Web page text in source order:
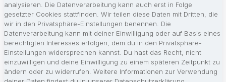
analysieren. Die Datenverarbeitung kann auch erst in Folge
gesetzter Cookies stattfinden. Wir teilen diese Daten mit Dritten, die
wir in den Privatsphäre-Einstellungen benennen. Die
Datenverarbeitung kann mit deiner Einwilligung oder auf Basis eines
berechtigten Interesses erfolgen, dem du in den Privatsphäre-
Einstellungen widersprechen kannst. Du hast das Recht, nicht
einzuwilligen und deine Einwilligung zu einem späteren Zeitpunkt zu
ändern oder zu widerrufen. Weitere Informationen zur Verwendung